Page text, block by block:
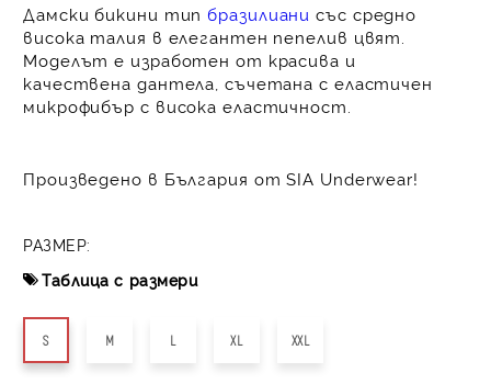
Дамски бикини тип бразилиани със средно
висока талия в елегантен пепелив цвят.
Моделът е изработен от красива и
качествена дантела, съчетана с еластичен
микрофибър с висока еластичност.
Произведено в България от SIA Underwear!
РАЗМЕР:
Таблица с размери
S M L XL XXL